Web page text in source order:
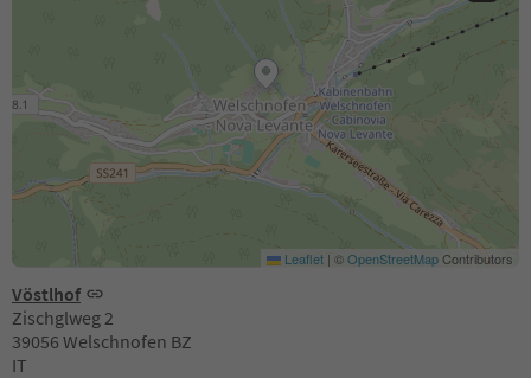
Vöstlhof
Zischglweg 2
39056 Welschnofen BZ
IT
Leaflet | ©OpenStreetMapContributors